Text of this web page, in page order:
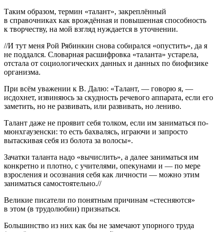
Таким образом, термин «талант», закреплённый
в справочниках как врождённая и повышенная способность
к творчеству, на мой взгляд нуждается в уточнении.
//И тут меня Рой Рябинкин снова собирался «опустить», да я
не поддался. Словарная расшифровка «таланта» устарела,
отстала от социологических данных и данных по биофизике
организма.
При всём уважении к В. Далю: «Талант, — говорю я, —
исдохнет, извиняюсь за скудность речевого аппарата, если его
заметить, но не развивать, или развивать, но лениво.
Талант даже не проявит себя толком, если им заниматься по-
мюнхгаузенски: то есть бахвалясь, играючи и запросто
вытаскивая себя из болота за волосы».
Зачатки таланта надо «вычислить», а далее заниматься им
конкретно и плотно, с учителями, опекунами и — по мере
взросления и осознания себя как личности — можно этим
заниматься самостоятельно.//
Великие писатели по понятным причинам «стесняются»
в этом (в трудолюбии) признаться.
Большинство из них как бы не замечают упорного труда